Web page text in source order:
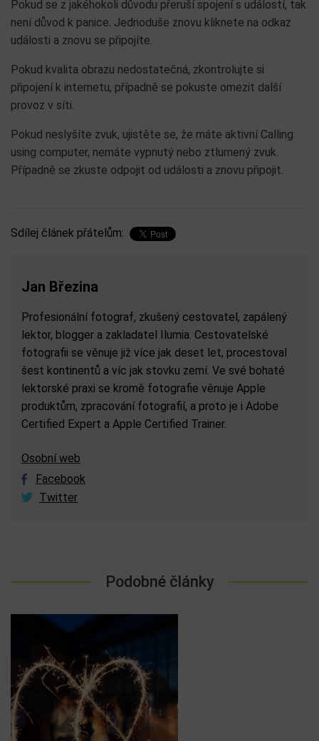
Pokud se z jakéhokoli důvodu přeruší spojení s událostí, tak
není důvod k panice. Jednoduše znovu kliknete na odkaz
události a znovu se připojíte.
Pokud kvalita obrazu nedostatečná, zkontrolujte si
připojení k internetu, případně se pokuste omezit další
provoz v síti.
Pokud neslyšíte zvuk, ujistěte se, že máte aktivní Calling
using computer, nemáte vypnutý nebo ztlumený zvuk.
Případně se zkuste odpojit od události a znovu připojit.
Sdílej článek přátelům:
Jan Březina
Profesionální fotograf, zkušený cestovatel, zapálený
lektor, blogger a zakladatel Ilumia. Cestovatelské
fotografii se věnuje již více jak deset let, procestoval
šest kontinentů a víc jak stovku zemí. Ve své bohaté
lektorské praxi se kromě fotografie věnuje Apple
produktům, zpracování fotografií, a proto je i Adobe
Certified Expert a Apple Certified Trainer.
Osobní web
Facebook
Twitter
Podobné články